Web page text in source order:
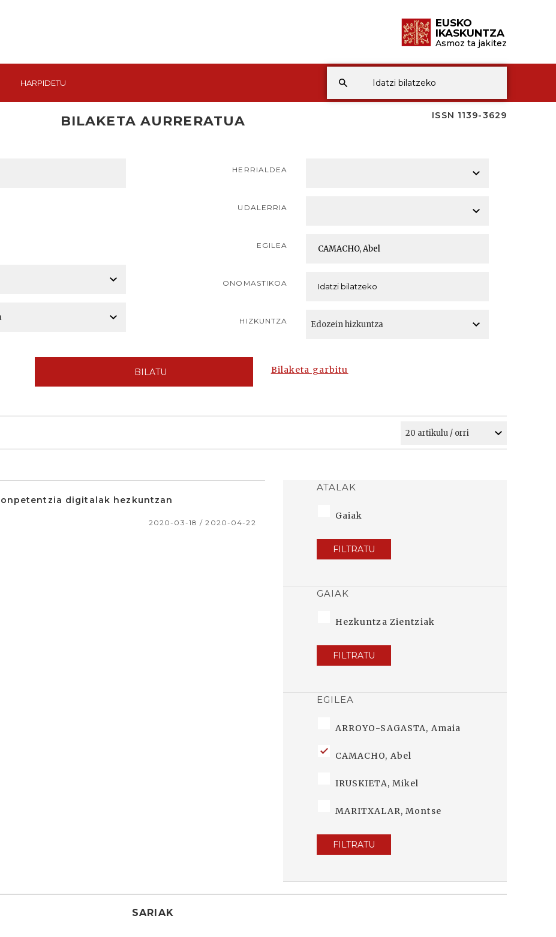
EUSKO
IKASKUNTZA
Asmoz ta jakitez
HARPIDETU
ISSN 1139-3629
BILAKETA AURRERATUA
HERRIALDEA
UDALERRIA
EGILEA
ONOMASTIKOA
HIZKUNTZA
BILATU Bilaketa garbitu
digitalak hezkuntzan
2020-03-18 / 2020-04-22
ATALAK
Gaiak
FILTRATU
GAIAK
Hezkuntza Zientziak
FILTRATU
EGILEA
ARROYO-SAGASTA, Amaia
CAMACHO, Abel
IRUSKIETA, Mikel
MARITXALAR, Montse
FILTRATU
SARIAK